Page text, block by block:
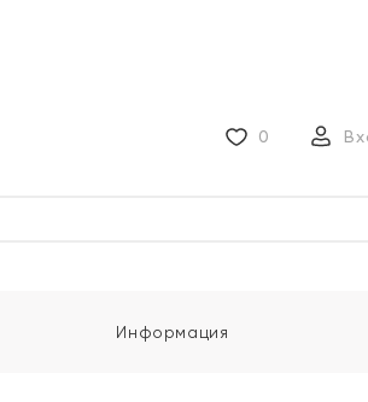
0
Информация